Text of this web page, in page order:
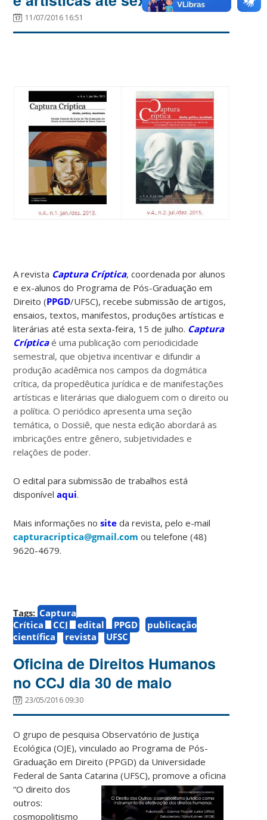
11/07/2016 16:51
A revista Captura Críptica, coordenada por alunos
e ex-alunos do Programa de Pós-Graduação em
Direito (PPGD/UFSC), recebe submissão de artigos,
ensaios, textos, manifestos, produções artísticas e
literárias até esta sexta-feira, 15 de julho. Captura
Crípticaé uma publicação com periodicidade
semestral, que objetiva incentivar e difundir a
produção acadêmica nos campos da dogmática
crítica, da propedêutica jurídica e de manifestações
artísticas e literárias que dialoguem com o direito ou
a política. O periódico apresenta uma seção
temática, o Dossiê, que nesta edição abordará as
imbricações entre gênero, subjetividades e
relações de poder.
O edital para submissão de trabalhos está
disponívelaqui.
Mais informações nosite da revista, pelo e-mail
capturacriptica@gmail.com ou telefone (48)
9620-4679.
Tags: Captura
Crítica
CCJ edital PPGD
publicação
científica
revista UFSC
Oficina de Direitos Humanos
no CCJ dia 30 de maio
23/05/2016 09:30
O grupo de pesquisa Observatório de Justiça
Ecológica (OJE), vinculado ao Programa de Pós-
Graduação em Direito (PPGD) da Universidade
Federal de Santa Catarina (UFSC),promove a oficina
“O direito dos
outros:
cosmopolitismo